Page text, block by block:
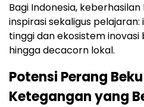
Bagi Indonesia,
inspirasi sekaligus
tinggi dan ekosistem
hingga decacorn lokal.
Potensi Perang
Ketegangan yang